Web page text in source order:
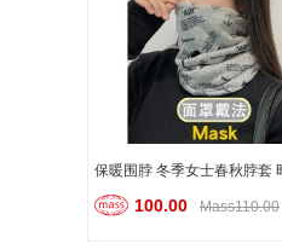
100.00 Mass110.00